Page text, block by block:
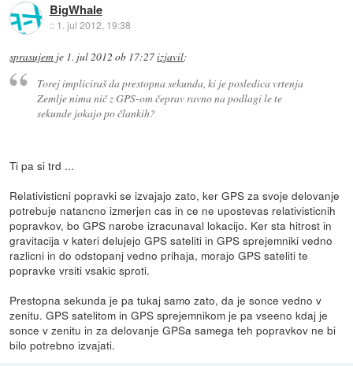
BigWhale
:: 1. jul 2012, 19:38
sprasujem je 1. jul 2012 ob 17:27izjavil:
Torej impliciraš da prestopna sekunda, ki je posledica vrtenja
Zemlje nima nič z GPS-om čeprav ravno na podlagi le te
sekunde jokajo po člankih?
Ti pa si trd ...
Relativisticni popravki se izvajajo zato, ker GPS za svoje delovanje
potrebuje natancno izmerjen cas in ce ne upostevas relativisticnih
popravkov, bo GPS narobe izracunaval lokacijo. Ker sta hitrost in
gravitacija v kateri delujejo GPS sateliti in GPS sprejemniki vedno
razlicni in do odstopanj vedno prihaja, morajo GPS sateliti te
popravke vrsiti vsakic sproti.
Prestopna sekunda je pa tukaj samo zato, da je sonce vedno v
zenitu. GPS satelitom in GPS sprejemnikom je pa vseeno kdaj je
sonce v zenitu in za delovanje GPSa samega teh popravkov ne bi
bilo potrebno izvajati.